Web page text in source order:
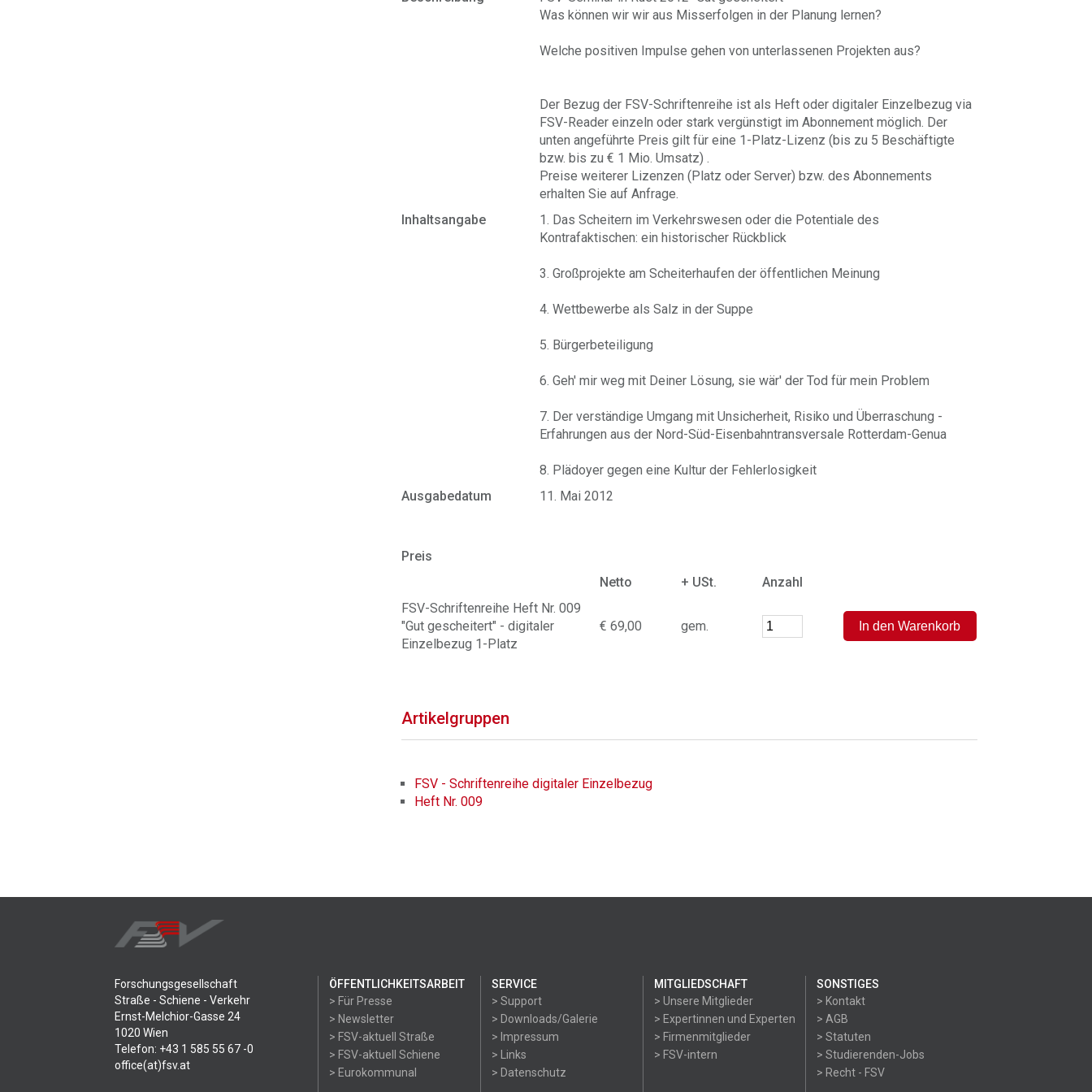
Was können wir wir aus Misserfolgen in der Planung lernen?
Welche positiven Impulse gehen von unterlassenen Projekten aus?
Der Bezug der FSV-Schriftenreihe ist als Heft oder digitaler Einzelbezug via
FSV-Reader einzeln oder stark vergünstigt im Abonnement möglich. Der
unten angeführte Preis gilt für eine 1-Platz-Lizenz (bis zu 5 Beschäftigte
bzw. bis zu € 1 Mio. Umsatz) .
Preise weiterer Lizenzen (Platz oder Server) bzw. des Abonnements
erhalten Sie auf Anfrage.
Inhaltsangabe
1. Das Scheitern im Verkehrswesen oder die Potentiale des
Kontrafaktischen: ein historischer Rückblick
3. Großprojekte am Scheiterhaufen der öffentlichen Meinung
4. Wettbewerbe als Salz in der Suppe
5. Bürgerbeteiligung
6. Geh' mir weg mit Deiner Lösung, sie wär' der Tod für mein Problem
7. Der verständige Umgang mit Unsicherheit, Risiko und Überraschung -
Erfahrungen aus der Nord-Süd-Eisenbahntransversale Rotterdam-Genua
8. Plädoyer gegen eine Kultur der Fehlerlosigkeit
Ausgabedatum
11. Mai 2012
Preis
Netto
+ USt.
Anzahl
FSV-Schriftenreihe Heft Nr. 009
"Gut gescheitert" - digitaler
Einzelbezug 1-Platz
€ 69,00 gem.
Artikelgruppen
FSV - Schriftenreihe digitaler Einzelbezug
Heft Nr. 009
Forschungsgesellschaft
Straße - Schiene - Verkehr
Ernst-Melchior-Gasse 24
1020 Wien
Telefon: +43 1 585 55 67 -0
office(at)fsv.at
ÖFFENTLICHKEITSARBEIT
> Für Presse
> Newsletter
> FSV-aktuell Straße
> FSV-aktuell Schiene
> Eurokommunal
SERVICE
> Support
> Downloads/Galerie
> Impressum
> Links
> Datenschutz
MITGLIEDSCHAFT
> Unsere Mitglieder
> Expertinnen und Experten
> Firmenmitglieder
> FSV-intern
SONSTIGES
> Kontakt
> AGB
> Statuten
> Studierenden-Jobs
> Recht - FSV